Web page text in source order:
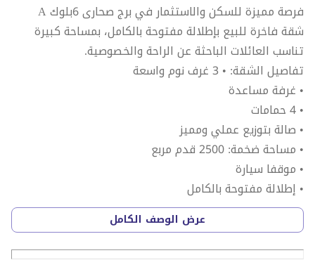
فرصة مميزة للسكن والاستثمار في برج صحارى 6بلوك A
شقة فاخرة للبيع بإطلالة مفتوحة بالكامل، بمساحة كبيرة
تناسب العائلات الباحثة عن الراحة والخصوصية.
تفاصيل الشقة: • 3 غرف نوم واسعة
• غرفة مساعدة
• 4 حمامات
• صالة بتوزيع عملي ومميز
• مساحة ضخمة: 2500 قدم مربع
• موقفا سيارة
• إطلالة مفتوحة بالكامل
• جاهزة للسكن
السعر: 1,450,000 درهم إماراتي فقط
سعر مميز جداً مقارنة بالمساحة والموقع والإطلالة.
عرض الوصف الكامل